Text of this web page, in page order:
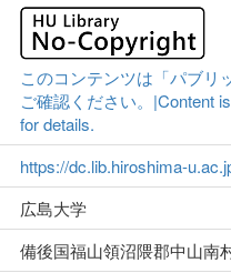
このコンテンツは「パブリ
ご確認ください。|Content
for details.
https://dc.lib.hiroshima-
広島大学
備後国福山領沼隈郡中山南